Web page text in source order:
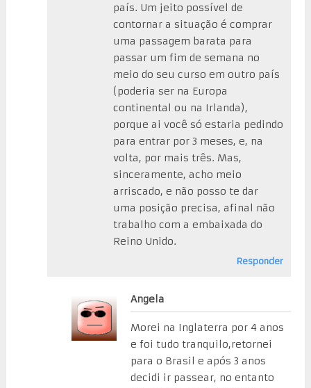
país. Um jeito possível de
contornar a situação é comprar
uma passagem barata para
passar um fim de semana no
meio do seu curso em outro país
(poderia ser na Europa
continental ou na Irlanda),
porque ai você só estaria pedindo
para entrar por 3 meses, e, na
volta, por mais três. Mas,
sinceramente, acho meio
arriscado, e não posso te dar
uma posição precisa, afinal não
trabalho com a embaixada do
Reino Unido.
Responder
Angela
Morei na Inglaterra por 4 anos
e foi tudo tranquilo,retornei
para o Brasil e após 3 anos
decidi ir passear, no entanto